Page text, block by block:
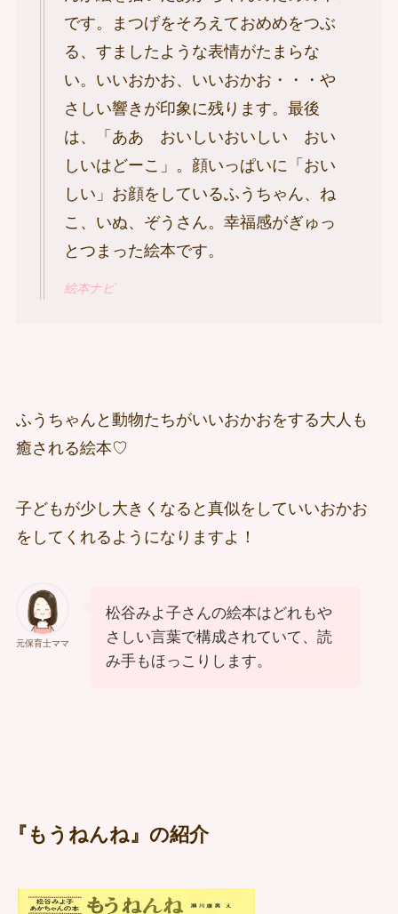
です。まつげをそろえておめめをつぶ
る、すましたような表情がたまらな
い。いいおかお、いいおかお・・・や
さしい響きが印象に残ります。最後
は、「ああ おいしいおいしい おい
しいはどーこ」。顔いっぱいに「おい
しい」お顔をしているふうちゃん、ね
こ、いぬ、ぞうさん。幸福感がぎゅっ
とつまった絵本です。
絵本ナビ
ふうちゃんと動物たちがいいおかおをする大人も
癒される絵本♡
子どもが少し大きくなると真似をしていいおかお
をしてくれるようになりますよ！
元保育士ママ
松谷みよ子さんの絵本はどれもや
さしい言葉で構成されていて、読
み手もほっこりします。
『もうねんね』の紹介